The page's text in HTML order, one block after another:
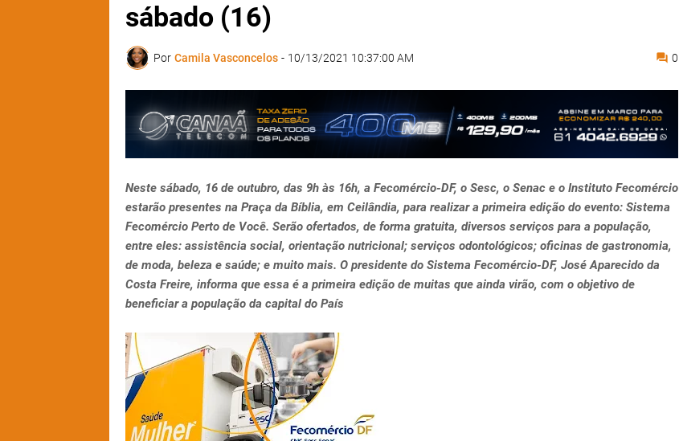
sábado (16)
Por Camila Vasconcelos - 10/13/2021 10:37:00 AM 0
Neste sábado, 16 de outubro, das 9h às 16h, a Fecomércio-DF, o Sesc, o Senac e o Instituto Fecomércio
estarão presentes na Praça da Bíblia, em Ceilândia, para realizar a primeira edição do evento: Sistema
Fecomércio Perto de Você. Serão ofertados, de forma gratuita, diversos serviços para a população,
entre eles: assistência social, orientação nutricional; serviços odontológicos; oficinas de gastronomia,
de moda, beleza e saúde; e muito mais. O presidente do Sistema Fecomércio-DF, José Aparecido da
Costa Freire, informa que essa é a primeira edição de muitas que ainda virão, com o objetivo de
beneficiar a população da capital do País